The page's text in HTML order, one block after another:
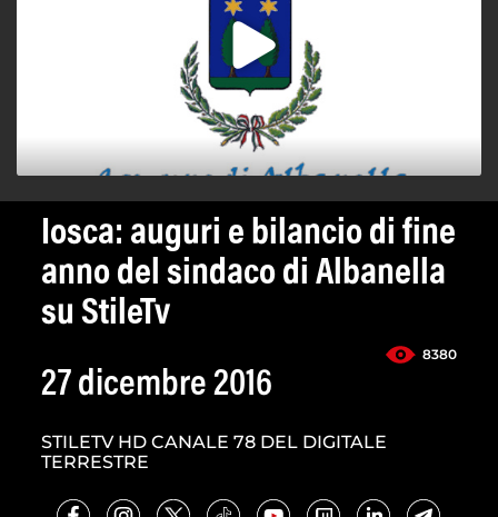
Iosca: auguri e bilancio di fine
anno del sindaco di Albanella
su StileTv
8380
27 dicembre 2016
STILETV HD CANALE 78 DEL DIGITALE
TERRESTRE